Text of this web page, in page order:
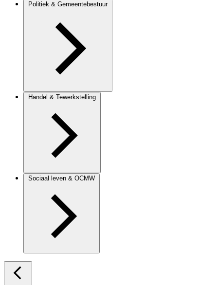
Politiek & Gemeentebestuur
Handel & Tewerkstelling
Sociaal leven & OCMW